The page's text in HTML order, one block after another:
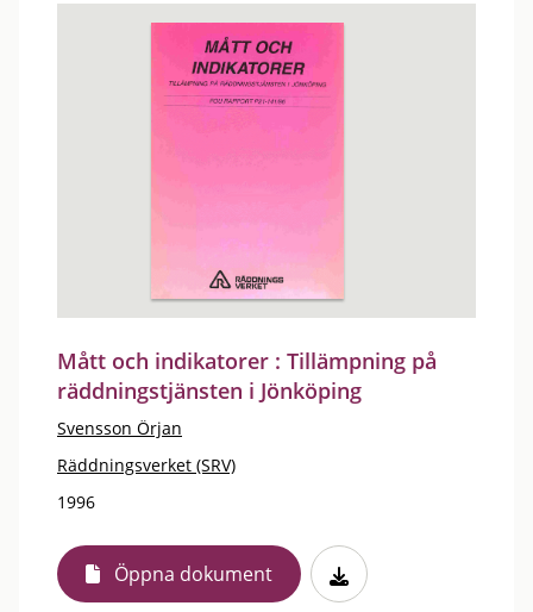
Mått och indikatorer : Tillämpning på
räddningstjänsten i Jönköping
Svensson Örjan
Räddningsverket (SRV)
1996
Öppna dokument